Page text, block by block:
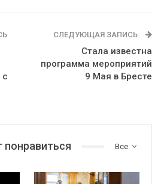
с
СЛЕДУЮЩАЯ ЗАПИСЬ
Стала известна
программа мероприятий
9 Мая в Бресте
Все